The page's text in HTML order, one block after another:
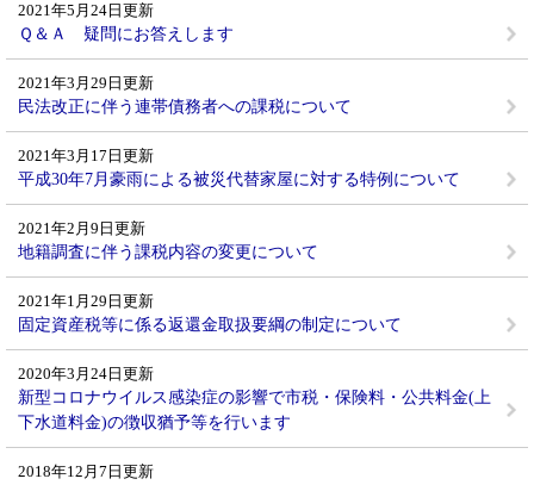
2021年5月24日更新
Ｑ＆Ａ 疑問にお答えします
2021年3月29日更新
民法改正に伴う連帯債務者への課税について
2021年3月17日更新
平成30年7月豪雨による被災代替家屋に対する特例について
2021年2月9日更新
地籍調査に伴う課税内容の変更について
2021年1月29日更新
固定資産税等に係る返還金取扱要綱の制定について
2020年3月24日更新
新型コロナウイルス感染症の影響で市税・保険料・公共料金(上
下水道料金)の徴収猶予等を行います
2018年12月7日更新